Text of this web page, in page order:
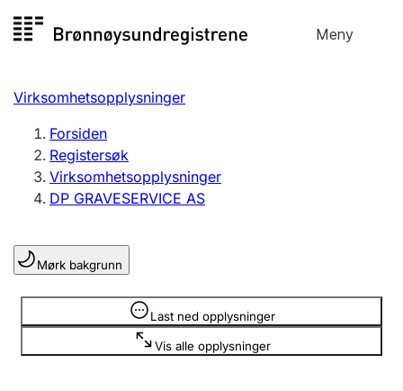
til
Meny
Registersøk
Aksjeselskap
Enkeltpersonforetak
Registrere, endre, slette
Lag og forening
Registrere, endre, slette
Virksomhetsopplysninger
Forsiden
Registersøk
Virksomhetsopplysninger
DP GRAVESERVICE AS
Mørk bakgrunn
Last ned opplysninger
Vis alle opplysninger
Opplysninger er skjult